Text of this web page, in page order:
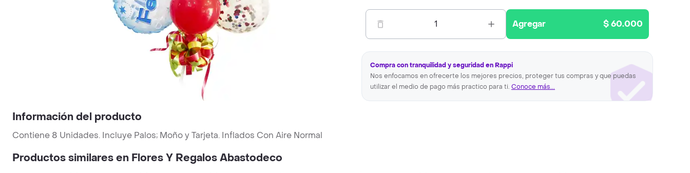
1 Agregar $ 60.000
Compra con tranquilidad y seguridad en Rappi
Nos enfocamos en ofrecerte los mejores precios, proteger tus compras y que puedas
utilizar el medio de pago más practico para ti. Conoce más...
Información del producto
Contiene 8 Unidades. Incluye Palos; Moño y Tarjeta. Inflados Con Aire Normal
Productos similares en Flores Y Regalos Abastodeco